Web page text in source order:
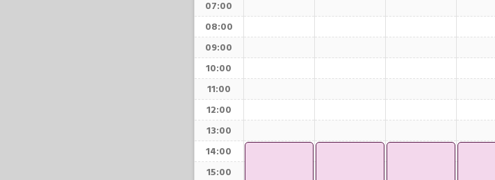
07:00
08:00
09:00
10:00
11:00
12:00
13:00
14:00
15:00